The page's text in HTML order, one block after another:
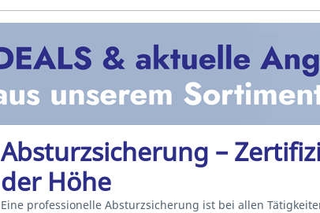
Absturzsicherung –
der Höhe
Eine professionelle Absturzsicherung ist bei allen